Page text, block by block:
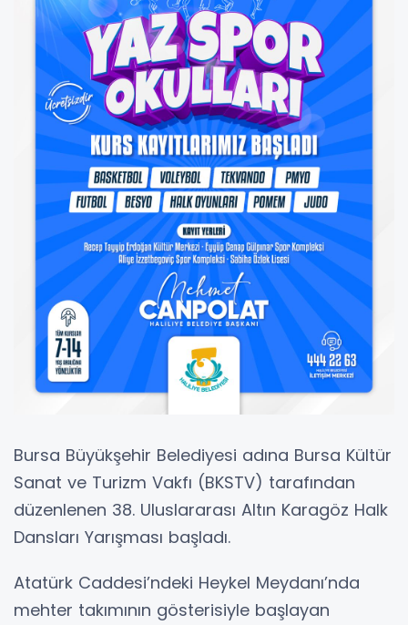
Bursa Büyükşehir Belediyesi adına Bursa Kültür
Sanat ve Turizm Vakfı (BKSTV) tarafından
düzenlenen 38. Uluslararası Altın Karagöz Halk
Dansları Yarışması başladı.
Atatürk Caddesi’ndeki Heykel Meydanı’nda
mehter takımının gösterisiyle başlayan